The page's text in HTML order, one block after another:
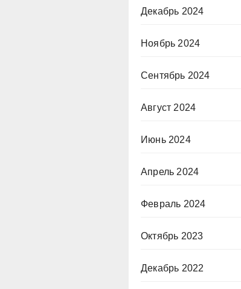
Декабрь 2024
Ноябрь 2024
Сентябрь 2024
Август 2024
Июнь 2024
Апрель 2024
Февраль 2024
Октябрь 2023
Декабрь 2022